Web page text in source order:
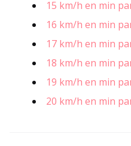
15 km/h en min
16 km/h en min
17 km/h en min
18 km/h en min
19 km/h en min
20 km/h en min